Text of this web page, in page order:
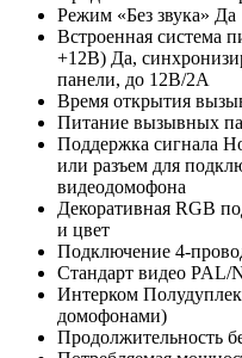
Режим «Без звука» Да
Встроенная система
+12В) Да,
панели, до 12В/2А
Время открытия
Питание вызывных
Поддержка сигнала
или разъем для
видеодомофона
Декоративная RGB
и цвет
Подключение 4-
Стандарт видео PAL/
Интерком
домофонами)
Продолжительность